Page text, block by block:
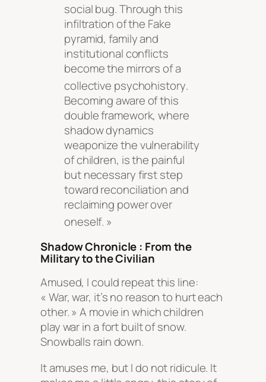
social bug. Through this
infiltration of the Fake
pyramid, family and
institutional conflicts
become the mirrors of a
collective psychohistory.
Becoming aware of this
double framework, where
shadow dynamics
weaponize the vulnerability
of children, is the painful
but necessary first step
toward reconciliation and
reclaiming power over
oneself. »
Shadow Chronicle : From the
Military to the Civilian
Amused, I could repeat this line:
« War, war, it’s no reason to hurt each
other. » A movie in which children
play war in a fort built of snow.
Snowballs rain down.
It amuses me, but I do not ridicule. It